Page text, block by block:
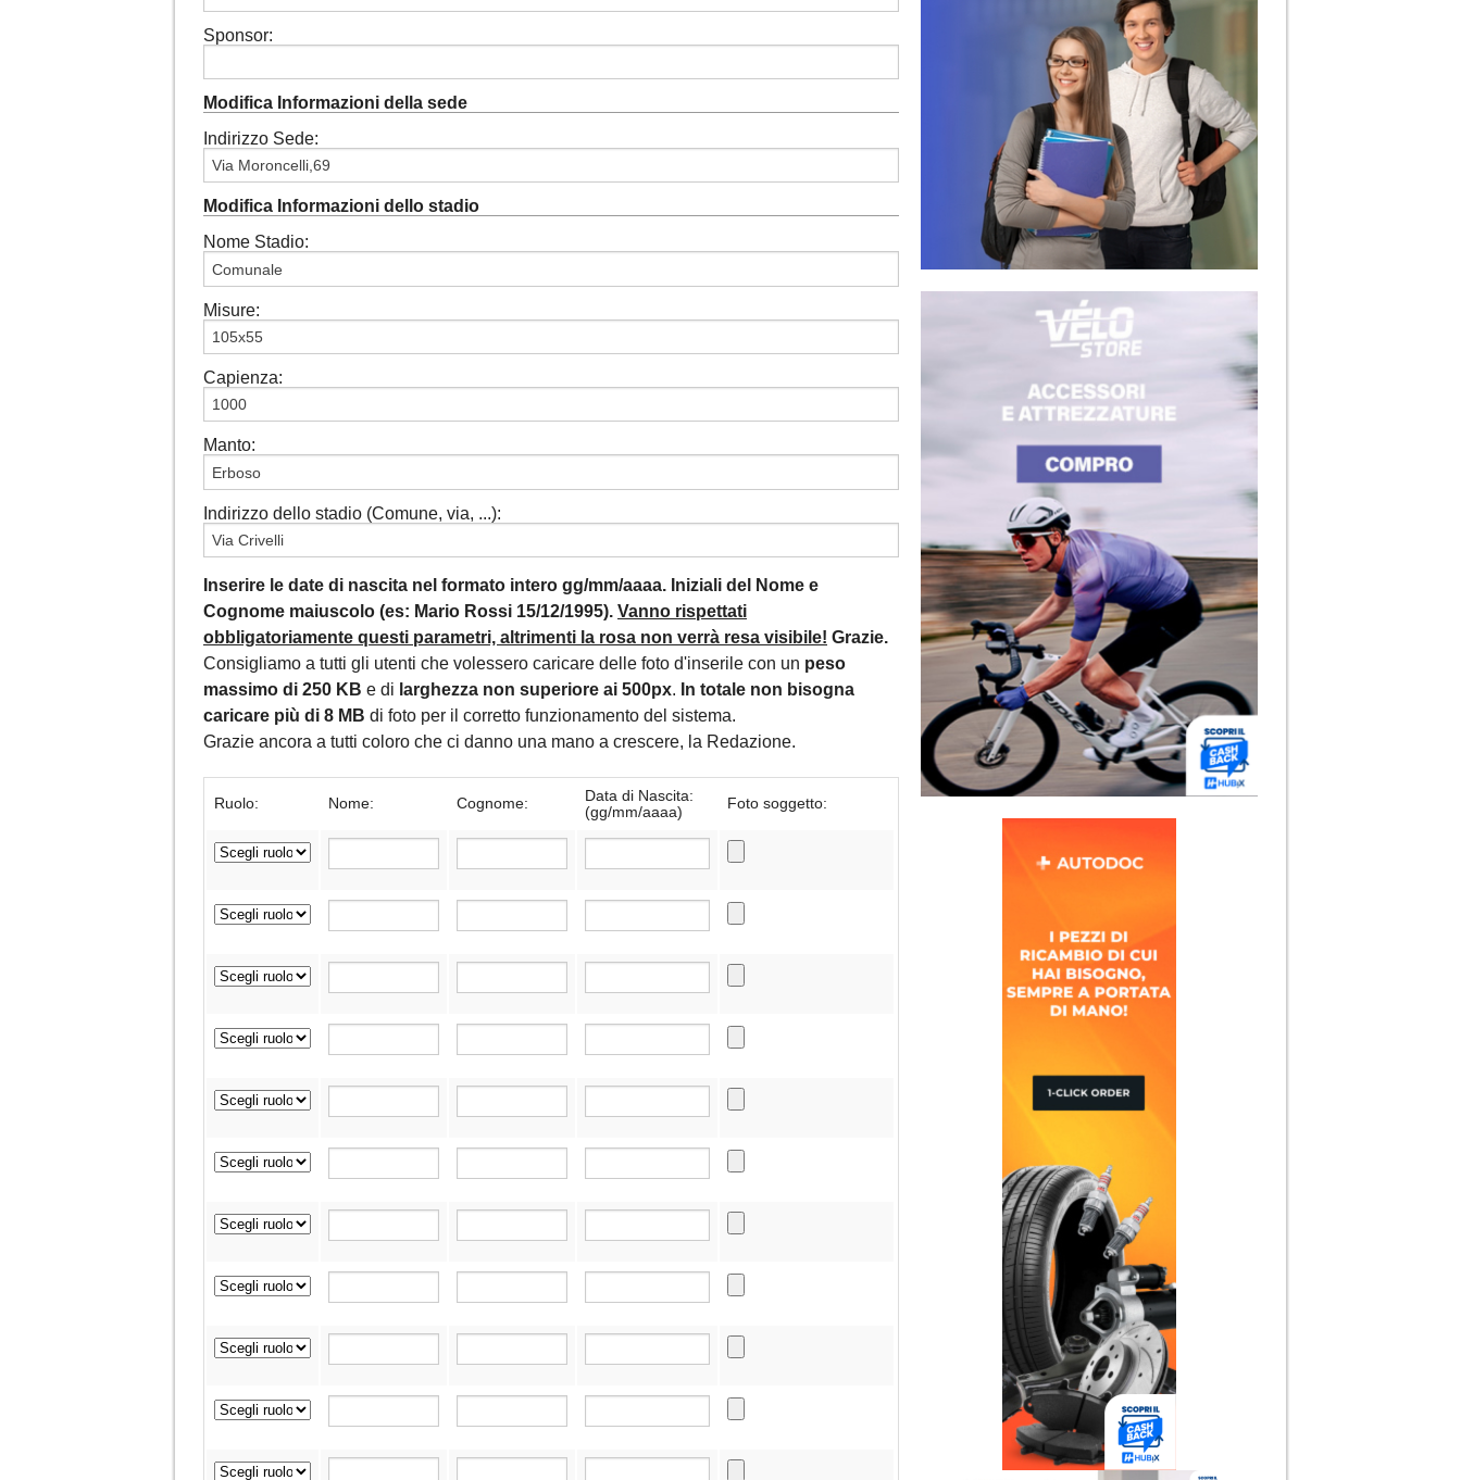
Sponsor:
Modifica Informazioni della sede
Indirizzo Sede:
Modifica Informazioni dello stadio
Nome Stadio:
Misure:
Capienza:
Manto:
Indirizzo dello stadio (Comune, via, ...):
Inserire le date di nascita nel formato intero gg/mm/aaaa. Iniziali del Nome e
Cognome maiuscolo (es: Mario Rossi 15/12/1995). Vanno rispettati
obbligatoriamente questi parametri, altrimenti la rosa non verrà resa visibile! Grazie.
Consigliamo a tutti gli utenti che volessero caricare delle foto d'inserile con un peso
massimo di 250 KB e di larghezza non superiore ai 500px. In totale non bisogna
caricare più di 8 MB di foto per il corretto funzionamento del sistema.
Grazie ancora a tutti coloro che ci danno una mano a crescere, la Redazione.
Ruolo: Nome: Cognome:
Data di Nascita:
(gg/mm/aaaa)
Foto soggetto: